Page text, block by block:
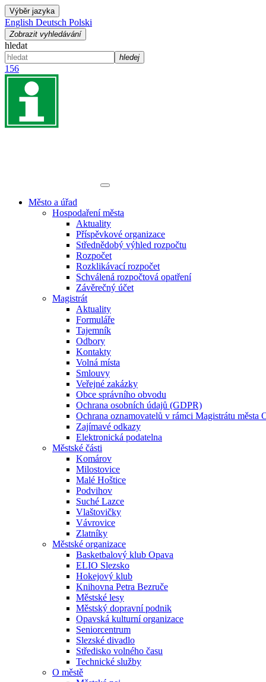
Výběr jazyka
English Deutsch Polski
Zobrazit vyhledávání
hledat
hledej
156
Město a úřad
Hospodaření města
Aktuality
Příspěvkové organizace
Střednědobý výhled rozpočtu
Rozpočet
Rozklikávací rozpočet
Schválená rozpočtová opatření
Závěrečný účet
Magistrát
Aktuality
Formuláře
Tajemník
Odbory
Kontakty
Volná místa
Smlouvy
Veřejné zakázky
Obce správního obvodu
Ochrana osobních údajů (GDPR)
Ochrana oznamovatelů v rámci Magistrátu města
Zajímavé odkazy
Elektronická podatelna
Městské části
Komárov
Milostovice
Malé Hoštice
Podvihov
Suché Lazce
Vlaštovičky
Vávrovice
Zlatníky
Městské organizace
Basketbalový klub Opava
ELIO Slezsko
Hokejový klub
Knihovna Petra Bezruče
Městské lesy
Městský dopravní podnik
Opavská kulturní organizace
Seniorcentrum
Slezské divadlo
Středisko volného času
Technické služby
O městě